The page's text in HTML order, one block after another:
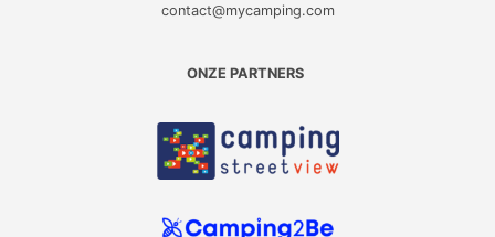
contact@mycamping.com
ONZE PARTNERS